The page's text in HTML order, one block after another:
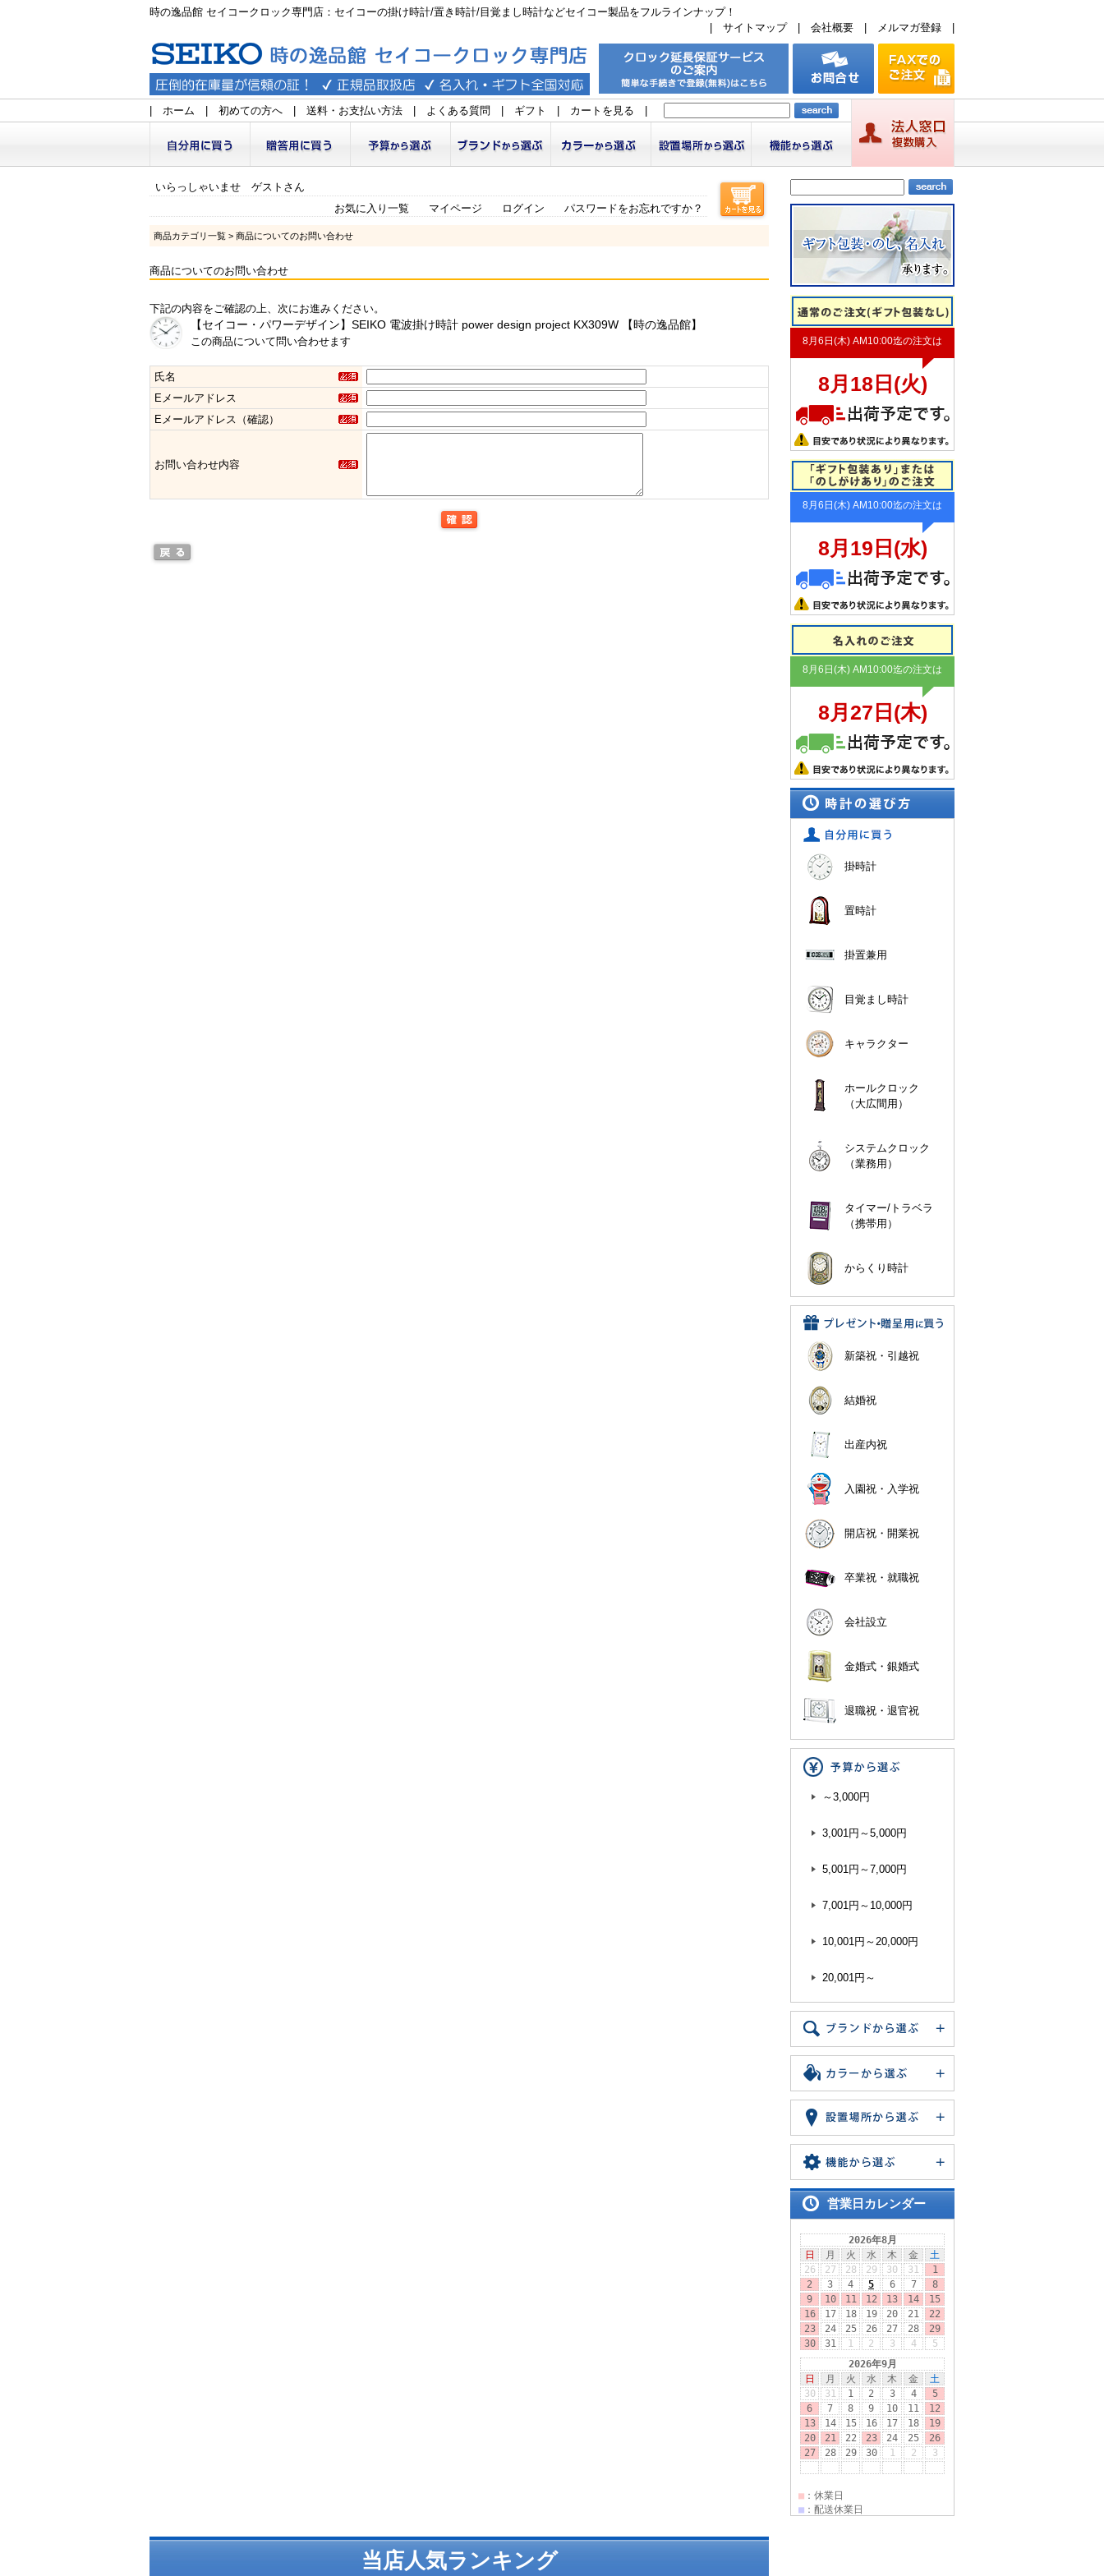
時の逸品館 セイコークロック専門店：セイコーの掛け時計/置き時計/目覚まし時計などセイコー製品をフルラインナップ！
サイトマップ| 会社概要 メルマガ登録
ホーム 初めての方へ 送料・お支払い方法 よくある質問 ギフト カートを見る
いらっしゃいませ ゲストさん
お気に入り一覧
マイページ ログイン パスワードをお忘れですか？
商品カテゴリ一覧 > 商品についてのお問い合わせ
商品についてのお問い合わせ
下記の内容をご確認の上、次にお進みください。
【セイコー・パワーデザイン】SEIKO 電波掛け時計 power design project KX309W 【時の逸品館】
この商品について問い合わせます
氏名
Eメールアドレス
Eメールアドレス（確認）
お問い合わせ内容
掛時計
置時計
掛置兼用
目覚まし時計
キャラクター
ホールクロック
（大広間用）
システムクロック
（業務用）
タイマー/トラベラ
（携帯用）
からくり時計
新築祝・引越祝
結婚祝
出産内祝
入園祝・入学祝
開店祝・開業祝
卒業祝・就職祝
会社設立
金婚式・銀婚式
退職祝・退官祝
～3,000円
3,001円～5,000円
5,001円～7,000円
7,001円～10,000円
10,001円～20,000円
20,001円～
営業日カレンダー
当店人気ランキング